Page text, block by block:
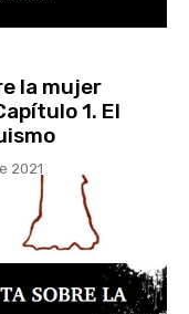
la mujer
1. El
2021